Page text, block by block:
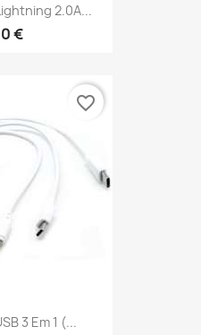
2.0A...
€
3 Em 1 (...
favorite_border